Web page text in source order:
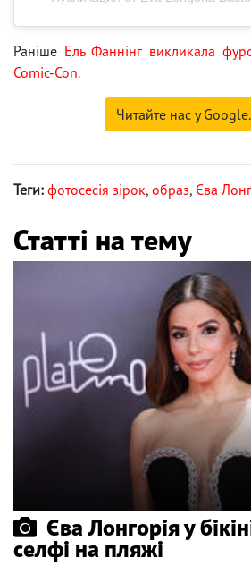
Раніше Ель Фаннінг викликала
Comic-Con.
Читайте нас у
Теги: фотосесія зірок, образ, Єва
Статті на тему
Єва Лонгорія у
селфі на пляжі